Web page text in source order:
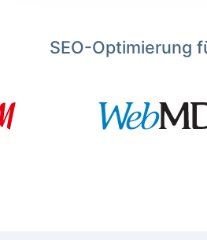
SEO-Optimierung